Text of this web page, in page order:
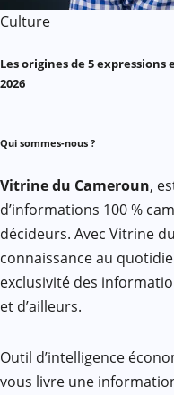
Culture
Les origines de 5
2026
Qui sommes-nous ?
Vitrine du Cameroun,
d’informations 100 %
décideurs. Avec Vitrine
connaissance au
exclusivité des
et d’ailleurs.
Outil d’intelligence
vous livre une